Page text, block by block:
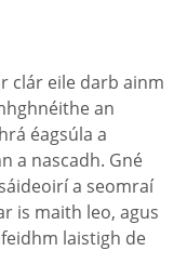
clár eile darb ainm
an
éagsúla a
a nascadh. Gné
a seomraí
is maith leo, agus
laistigh de